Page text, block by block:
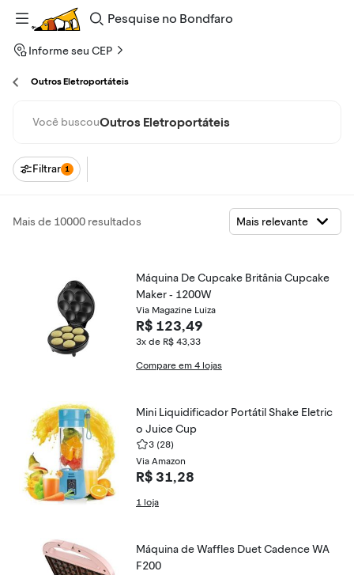
Pesquise
Bondfaro
Informe seu CEP
Outros Eletroportáteis
Você buscouOutros Eletroportáteis
Filtrar 1
Mais de 10000 resultados
Máquina De Cupcake Britânia Cupcake
Maker - 1200W
Via Magazine Luiza
R$ 123,49
3x de R$ 43,33
Compare em 4 lojas
Mini Liquidificador Portátil Shake Eletric
o Juice Cup
3 (28)
Via Amazon
R$ 31,28
1 loja
Máquina de Waffles Duet Cadence WA
F200